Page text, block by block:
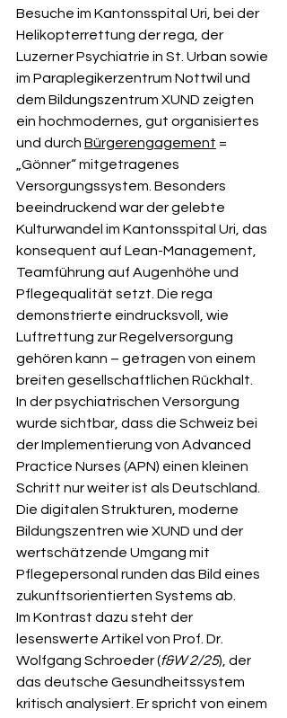
Besuche im Kantonsspital Uri, bei der
Helikopterrettung der rega, der
Luzerner Psychiatrie in St. Urban sowie
im Paraplegikerzentrum Nottwil und
dem Bildungszentrum XUND zeigten
ein hochmodernes, gut organisiertes
und durch Bürgerengagement =
„Gönner“ mitgetragenes
Versorgungssystem. Besonders
beeindruckend war der gelebte
Kulturwandel im Kantonsspital Uri, das
konsequent auf Lean-Management,
Teamführung auf Augenhöhe und
Pflegequalität setzt. Die rega
demonstrierte eindrucksvoll, wie
Luftrettung zur Regelversorgung
gehören kann – getragen von einem
breiten gesellschaftlichen Rückhalt.
In der psychiatrischen Versorgung
wurde sichtbar, dass die Schweiz bei
der Implementierung von Advanced
Practice Nurses (APN) einen kleinen
Schritt nur weiter ist als Deutschland.
Die digitalen Strukturen, moderne
Bildungszentren wie XUND und der
wertschätzende Umgang mit
Pflegepersonal runden das Bild eines
zukunftsorientierten Systems ab.
Im Kontrast dazu steht der
lesenswerte Artikel von Prof. Dr.
Wolfgang Schroeder (f&W 2/25), der
das deutsche Gesundheitssystem
kritisch analysiert. Er spricht von einem